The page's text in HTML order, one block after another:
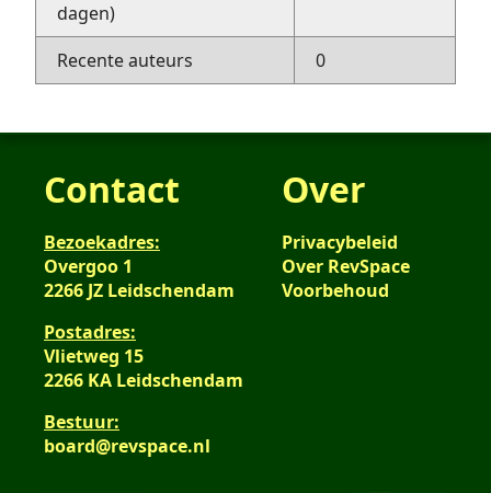
dagen)
Recente auteurs 0
Contact
Bezoekadres:
Overgoo 1
2266 JZ Leidschendam
Postadres:
Vlietweg 15
2266 KA Leidschendam
Bestuur:
board@revspace.nl
Over
Privacybeleid
Over RevSpace
Voorbehoud